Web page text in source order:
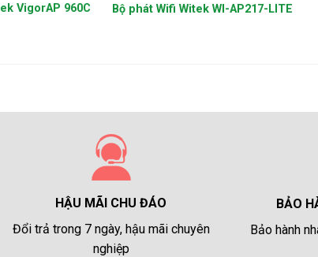
VigorAP 960C
Bộ phát Wifi Witek WI-AP217-LITE
HẬU MÃI CHU ĐÁO
Đổi trả trong 7 ngày, hậu mãi chuyên
nghiệp
BẢO
Bảo hành